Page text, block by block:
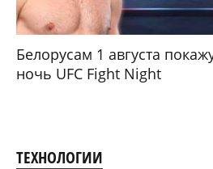
Белорусам 1 августа
ночь UFC Fight Night
ТЕХНОЛОГИИ